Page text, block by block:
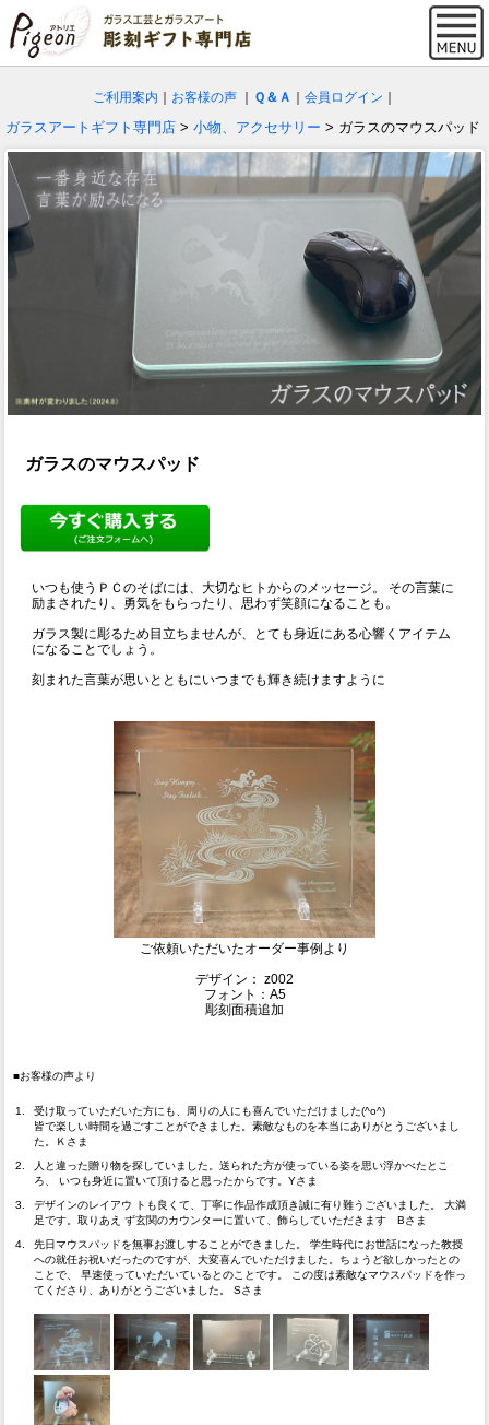
ご利用案内 お客様の声 Ｑ＆Ａ 会員ログイン
ガラスアートギフト専門店 > 小物、アクセサリー > ガラスのマウスパッド
ガラスのマウスパッド
いつも使うＰＣのそばには、大切なヒトからのメッセージ。 その言葉に
励まされたり、勇気をもらったり、思わず笑顔になることも。
ガラス製に彫るため目立ちませんが、とても身近にある心響くアイテム
になることでしょう。
刻まれた言葉が思いとともにいつまでも輝き続けますように
ご依頼いただいたオーダー事例より
デザイン： z002
フォント：A5
彫刻面積追加
■お客様の声より
受け取っていただいた方にも、周りの人にも喜んでいただけました(^o^)
皆で楽しい時間を過ごすことができました。素敵なものを本当にありがとうございまし
た。Ｋさま
人と違った贈り物を探していました。送られた方が使っている姿を思い浮かべたとこ
ろ、 いつも身近に置いて頂けると思ったからです。Yさま
デザインのレイアウ トも良くて、丁寧に作品作成頂き誠に有り難うございました。 大満
足です。取りあえ ず玄関のカウンターに置いて、飾らしていただきます Bさま
先日マウスパッドを無事お渡しすることができました。 学生時代にお世話になった教授
への就任お祝いだったのですが、大変喜んでいただけました。ちょうど欲しかったとの
ことで、 早速使っていただいているとのことです。 この度は素敵なマウスパッドを作っ
てくださり、ありがとうございました。 Sさま